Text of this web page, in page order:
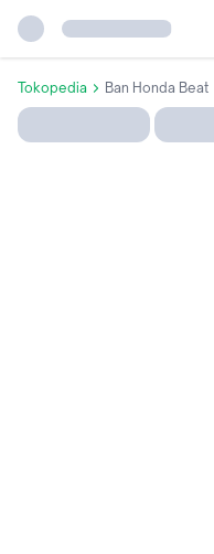
Tokopedia Ban Honda Beat